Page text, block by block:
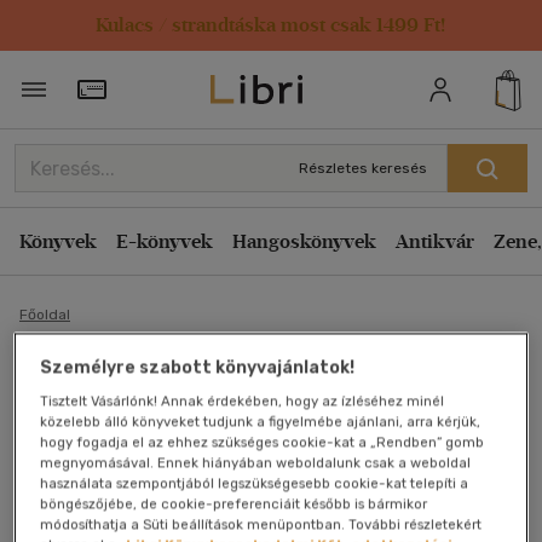
Kulacs / strandtáska most csak 1499 Ft!
Törzsvásárlói Kártya adatai
Részletes keresés
Könyvek E-könyvek Hangoskönyvek Antikvár
Főoldal
Úri muri (Kaiser László
szerkesztése) - Talentum
Diákkönyvtár
Személyre szabott könyvajánlatok!
Tisztelt Vásárlónk! Annak érdekében, hogy az ízléséhez minél
közelebb álló könyveket tudjunk a figyelmébe ajánlani, arra kérjük,
hogy fogadja el az ehhez szükséges cookie-kat a „Rendben” gomb
megnyomásával. Ennek hiányában weboldalunk csak a weboldal
használata szempontjából legszükségesebb cookie-kat telepíti a
böngészőjébe, de cookie-preferenciáit később is bármikor
módosíthatja a Süti beállítások menüpontban. További részletekért